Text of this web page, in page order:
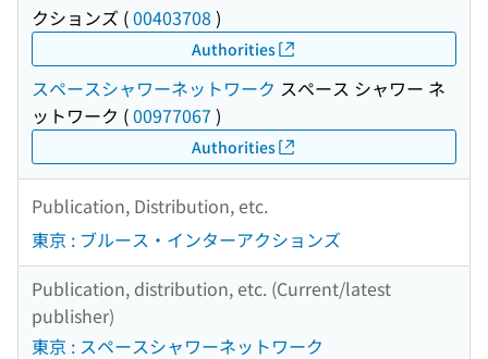
クションズ (00403708 )
Authorities
スペースシャワーネットワーク スペース シャワー ネ
ットワーク (00977067 )
Authorities
Publication, Distribution, etc.
東京 : ブルース・インターアクションズ
Publication, distribution, etc. (Current/latest
publisher)
東京 : スペースシャワーネットワーク